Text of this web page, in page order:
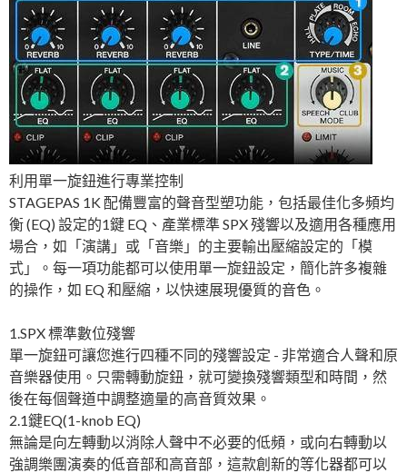
利用單一旋鈕進行專業控制
STAGEPAS 1K 配備豐富的聲音型塑功能，包括最佳化多頻均
衡 (EQ) 設定的1鍵 EQ、產業標準 SPX 殘響以及適用各種應用
場合，如「演講」或「音樂」的主要輸出壓縮設定的「模
式」。每一項功能都可以使用單一旋鈕設定，簡化許多複雜
的操作，如 EQ 和壓縮，以快速展現優質的音色。
1.SPX 標準數位殘響
單一旋鈕可讓您進行四種不同的殘響設定 - 非常適合人聲和原
音樂器使用。只需轉動旋鈕，就可變換殘響類型和時間，然
後在每個聲道中調整適量的高音質效果。
2.1鍵EQ(1-knob EQ)
無論是向左轉動以消除人聲中不必要的低頻，或向右轉動以
強調樂團演奏的低音部和高音部，這款創新的等化器都可以